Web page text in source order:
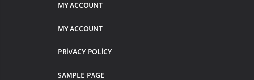
MY ACCOUNT
MY ACCOUNT
PRIVACY POLICY
SAMPLE PAGE